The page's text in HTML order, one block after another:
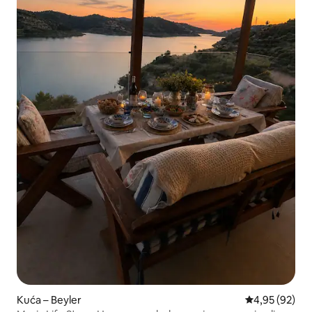
Kuća – Beyler Prosječna
4,95 (92)